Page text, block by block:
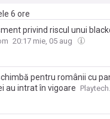
6 ore
privind riscul unui
centralelor pe
20:17 mie, 05 aug
pentru românii cu
au intrat în vigoare